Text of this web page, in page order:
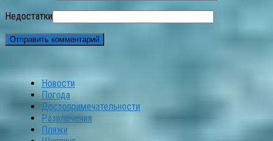
Недостатки
Новости
Погода
Достопримечательности
Развлечения
Пляжи